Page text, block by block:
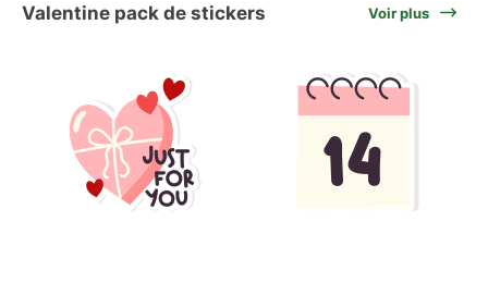
Valentine pack de stickers Voir plus